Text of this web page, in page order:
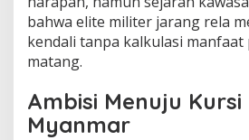
bahwa elite militer jarang rela
kendali tanpa kalkulasi
matang.
Ambisi Menuju Kursi
Myanmar